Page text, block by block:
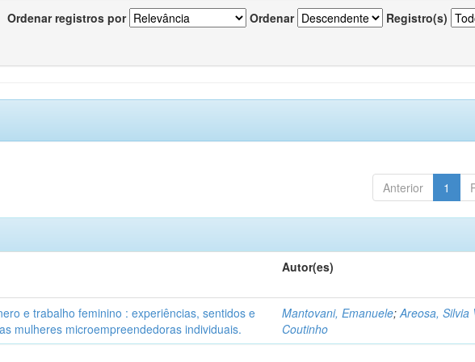
Ordenar registros por Ordenar Registro(s)
Anterior 1
Autor(es)
e trabalho feminino : experiências, sentidos e
mulheres microempreendedoras individuais.
Mantovani, Emanuele;Areosa, Silvia
Coutinho